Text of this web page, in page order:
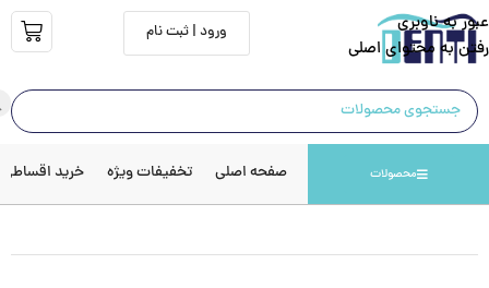
عبور به ناوبری
رفتن به محتوای اصلی
ورود | ثبت نام
محصولات صفحه اصلی تخفیفات ویژه خرید اقساطی